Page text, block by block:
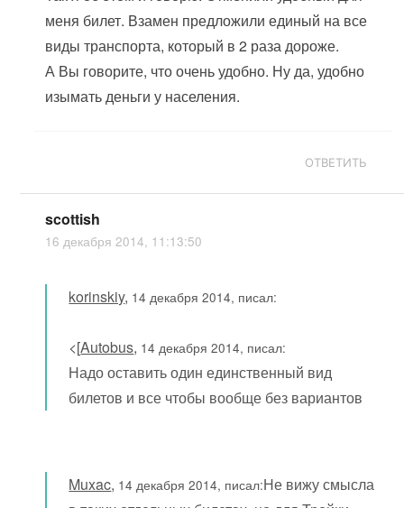
меня билет. Взамен предложили единый на все
виды транспорта, который в 2 раза дороже.
А Вы говорите, что очень удобно. Ну да, удобно
изымать деньги у населения.
ОТВЕТИТЬ
scottish
16 декабря 2014, 11:13:50
korinskiy, 14 декабря 2014, писал:
<[Autobus, 14 декабря 2014, писал:
Надо оставить один единственный вид
билетов и все чтобы вообще без вариантов
Muxac, 14 декабря 2014, писал:Не вижу смысла